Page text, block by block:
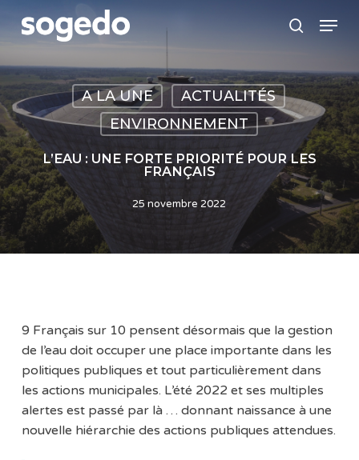
content
search
Menu
A LA UNE
ACTUALITÉS
ENVIRONNEMENT
L’EAU : UNE FORTE PRIORITÉ POUR LES
FRANÇAIS
25 novembre 2022
9 Français sur 10 pensent désormais que la gestion
de l’eau doit occuper une place importante dans les
politiques publiques et tout particulièrement dans
les actions municipales. L’été 2022 et ses multiples
alertes est passé par là … donnant naissance à une
nouvelle hiérarchie des actions publiques attendues.